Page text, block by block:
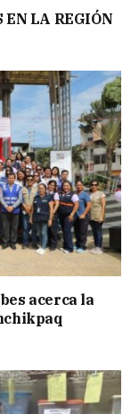
EN LA REGIÓN
acerca la